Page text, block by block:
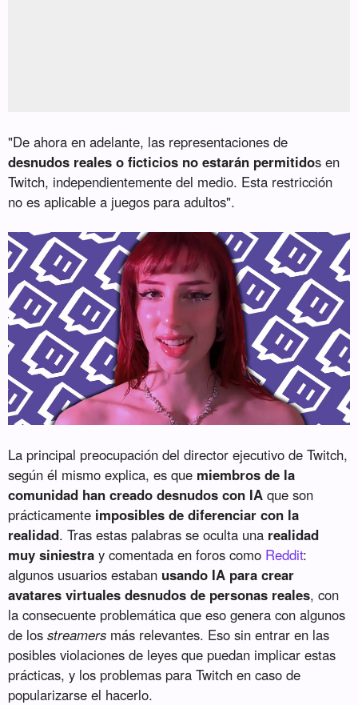
"De ahora en adelante, las representaciones de
desnudos reales o ficticios no estarán permitidos en
Twitch, independientemente del medio. Esta restricción
no es aplicable a juegos para adultos".
La principal preocupación del director ejecutivo de Twitch,
según él mismo explica, es que miembros de la
comunidad han creado desnudos con IA que son
prácticamente imposibles de diferenciar con la
realidad. Tras estas palabras se oculta una realidad
muy siniestra y comentada en foros como Reddit:
algunos usuarios estaban usando IA para crear
avatares virtuales desnudos de personas reales, con
la consecuente problemática que eso genera con algunos
de losstreamers más relevantes. Eso sin entrar en las
posibles violaciones de leyes que puedan implicar estas
prácticas, y los problemas para Twitch en caso de
popularizarse el hacerlo.